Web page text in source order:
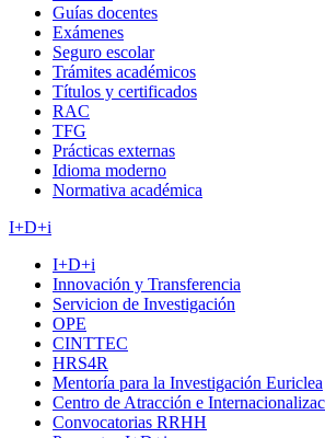
Guías docentes
Exámenes
Seguro escolar
Trámites académicos
Títulos y certificados
RAC
TFG
Prácticas externas
Idioma moderno
Normativa académica
I+D+i
I+D+i
Innovación y Transferencia
Servicion de Investigación
OPE
CINTTEC
HRS4R
Mentoría para la Investigación Euriclea
Centro de Atracción e
Convocatorias RRHH